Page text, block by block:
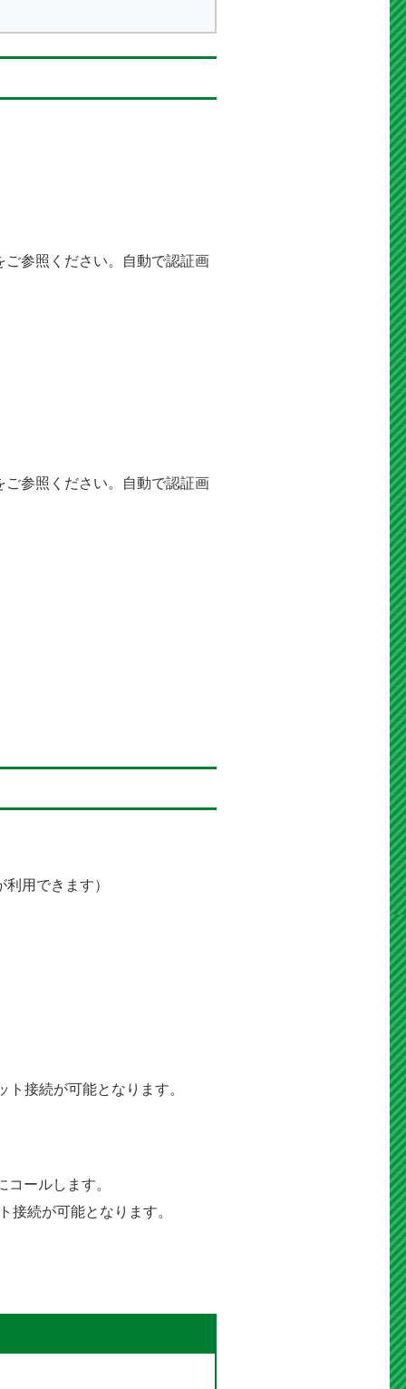
参照ください。自動で認証画
参照ください。自動で認証画
用できます）
接続が可能となります。
ールします。
続が可能となります。
このページの内容に関する